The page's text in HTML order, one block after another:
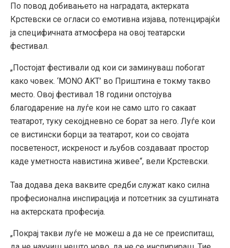
По повод добивањето на наградата, актерката
Крстевски се огласи со емотивна изјава, потенцирајќи
ја специфичната атмосфера на овој театарски
фестивал.
„Постојат фестивали од кои си заминуваш побогат
како човек. ‘MONO AKT’ во Приштина е токму такво
место. Овој фестивал 18 години опстојува
благодарение на луѓе кои не само што го сакаат
театарот, туку секојдневно се борат за него. Луѓе кои
се вистински борци за театарот, кои со својата
посветеност, искреност и љубов создаваат простор
каде уметноста навистина живее“, вели Крстевски.
Таа додава дека ваквите средби служат како силна
професионална инспирација и потсетник за суштината
на актерската професија.
„Покрај такви луѓе не можеш а да не се преиспиташ,